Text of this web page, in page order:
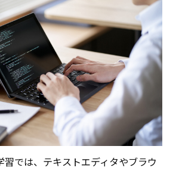
習では、テキストエディタやブラウ